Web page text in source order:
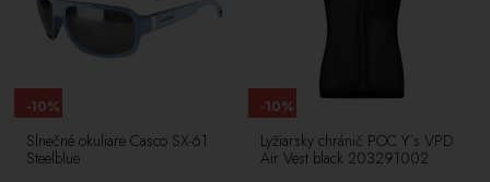
Slnečné okuliare Casco SX-61
Steelblue
-10%
Lyžiarsky chránič POC Y´s VPD
Air Vest black 203291002
-10%